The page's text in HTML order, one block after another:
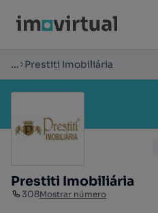
... Prestiti Imobiliária
Prestiti Imobiliária
308Mostrar número